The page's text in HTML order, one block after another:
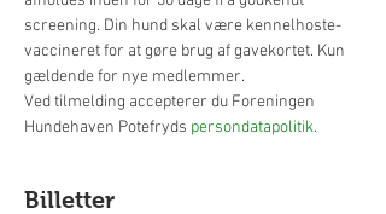
screening. Din hund skal være kennelhoste-
vaccineret for at gøre brug af gavekortet. Kun
gældende for nye medlemmer.
​Ved tilmelding accepterer du Foreningen
Hundehaven Potefryds persondatapolitik.
Billetter